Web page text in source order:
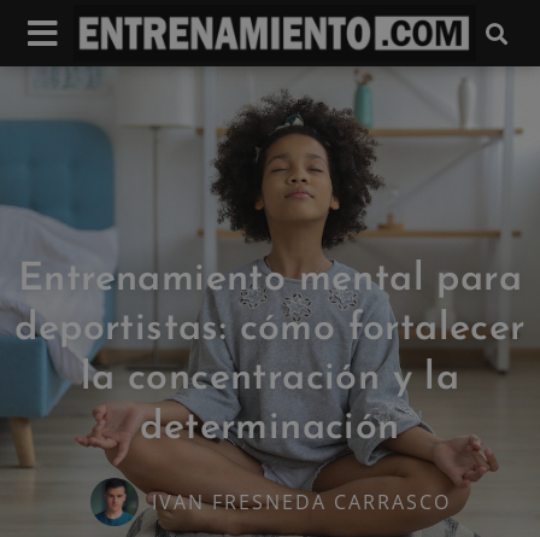
Entrenamiento mental para
deportistas: cómo fortalecer
la concentración y la
determinación
IVAN FRESNEDA CARRASCO